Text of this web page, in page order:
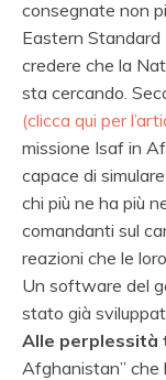
consegnate non
Eastern Standard
credere che la
sta cercando.
(clicca qui per
missione Isaf in
capace di
chi più ne ha più
comandanti sul
reazioni che le
Un software del
stato già
Alle perplessità
Afghanistan” che